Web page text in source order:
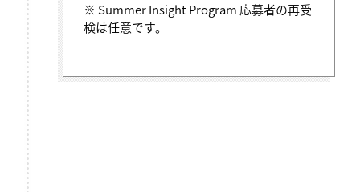
※ Summer Insight Program 応募者の再受
検は任意です。